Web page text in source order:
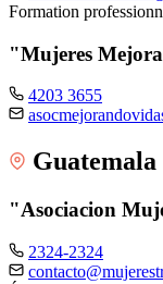
Formation
"Mujeres
4203 3655
Guatemala
"Asociacion
2324-2324